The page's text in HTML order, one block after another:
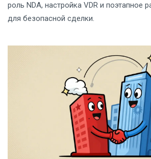
роль NDA, настройка VDR и поэтапное
для безопасной сделки.